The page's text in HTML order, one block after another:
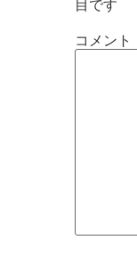
目です
コメント